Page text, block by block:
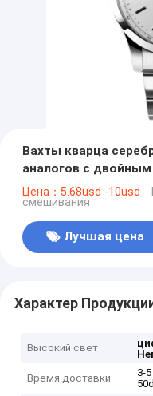
Вахты кварца
аналогов с
Цена：5.68usd -10usd
смешивания
Лучшая цена
Характер
Высокий свет
Время доставки
3-